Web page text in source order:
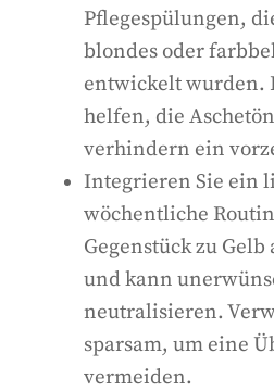
Pflegespülungen,
blondes oder
entwickelt wurden.
helfen, die
verhindern ein
Integrieren Sie ein
wöchentliche
Gegenstück zu
und kann
neutralisieren.
sparsam, um eine
vermeiden.